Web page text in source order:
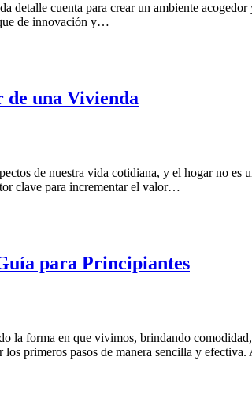
detalle cuenta para crear un ambiente
de innovación y…
de una Vivienda
de nuestra vida cotidiana, y el hogar no
clave para incrementar el valor…
para Principiantes
la forma en que vivimos, brindando
los primeros pasos de manera sencilla y